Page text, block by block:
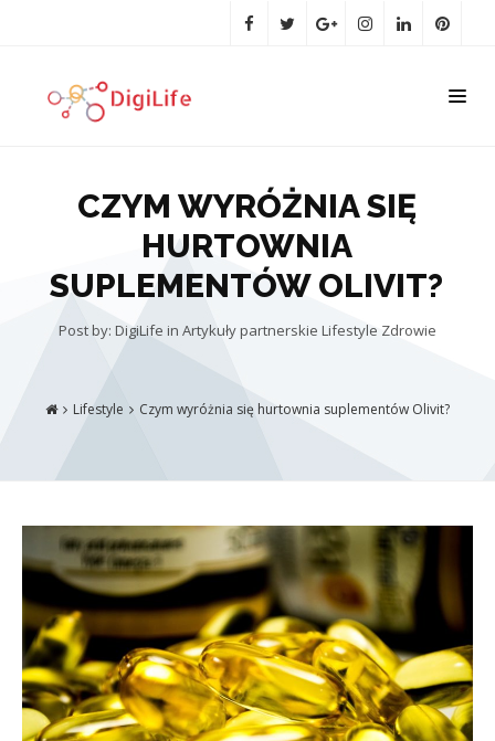
CZYM WYRÓŻNIA SIĘ
HURTOWNIA
SUPLEMENTÓW OLIVIT?
Post by: DigiLife in Artykuły partnerskie Lifestyle Zdrowie
Lifestyle Czym wyróżnia się hurtownia suplementów Olivit?